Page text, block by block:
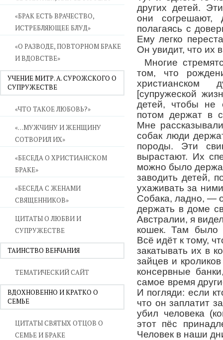
«БРАК ЕСТЬ ВРАЧЕСТВО,
ИСТРЕБЛЯЮЩЕЕ БЛУД»
«О РАЗВОДЕ, ПОВТОРНОМ БРАКЕ
И ВДОВСТВЕ»
УЧЕНИЕ МИТР. А. СУРОЖСКОГО О
СУПРУЖЕСТВЕ
«ЧТО ТАКОЕ ЛЮБОВЬ?»
«…МУЖЧИНУ И ЖЕНЩИНУ
СОТВОРИЛ ИХ»
«БЕСЕДА О ХРИСТИАНСКОМ
БРАКЕ»
«БЕСЕДА С ЖЕНАМИ
СВЯЩЕННИКОВ»
ЦИТАТЫ О ЛЮБВИ И
СУПРУЖЕСТВЕ
ТАИНСТВО ВЕНЧАНИЯ
ТЕМАТИЧЕСКИЙ САЙТ
ВДОХНОВЕННО И КРАТКО О
СЕМЬЕ
ЦИТАТЫ СВЯТЫХ ОТЦОВ О
СЕМЬЕ И БРАКЕ
других детей.
они согрешают,
полагаясь с
Ему легко
Он увидит, что их
Многие
том, что
[супружеской
детей, чтобы не
потом держат в
Мне
собак люди
породы. Эти
вырастают. Их
можно было
заводить детей,
ухаживать за
Собака, ладно, —
держать в доме
Австралии, я
кошек. Там было
Всё идёт к тому,
закатывать их в
зайцев и
консервные
самое время
И погляди: если
что он заплатит
убил человека
этот пёс
Человек в наши